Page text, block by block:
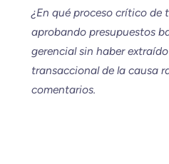
¿En qué proceso crítico de
aprobando presupuestos
gerencial sin haber
transaccional de la causa
comentarios.